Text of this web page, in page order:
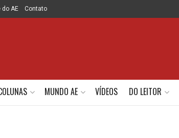
do AE Contato
MUNDO AE VÍDEOS DO LEITOR